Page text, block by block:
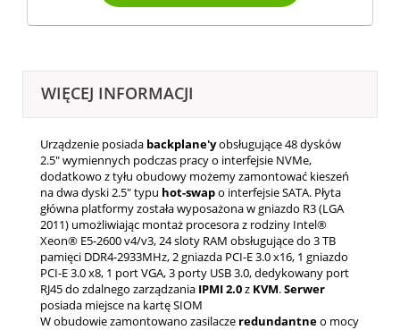
WIĘCEJ INFORMACJI
Urządzenie posiada backplane'yobsługujące 48 dysków
2.5" wymiennych podczas pracy o interfejsie NVMe,
dodatkowo z tyłu obudowy możemy zamontować kieszeń
na dwa dyski 2.5" typu hot-swapo interfejsie SATA. Płyta
główna platformy została wyposażona w gniazdo R3 (LGA
2011) umożliwiając montaż procesora z rodziny Intel®
Xeon® E5-2600 v4/v3, 24 sloty RAM obsługujące do 3 TB
pamięci DDR4-2933MHz, 2 gniazda PCI-E 3.0 x16, 1 gniazdo
PCI-E 3.0 x8, 1 port VGA, 3 porty USB 3.0, dedykowany port
RJ45 do zdalnego zarządzania IPMI 2.0z KVM.Serwer
posiada miejsce na kartę SIOM
W obudowie zamontowano zasilacze redundantneo mocy